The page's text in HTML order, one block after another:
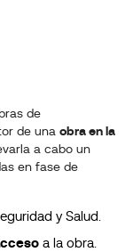
de
de una obra en la
a cabo un
en fase de
y Salud.
a la obra.